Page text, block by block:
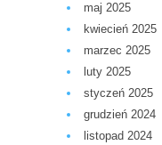
maj 2025
kwiecień 2025
marzec 2025
luty 2025
styczeń 2025
grudzień 2024
listopad 2024